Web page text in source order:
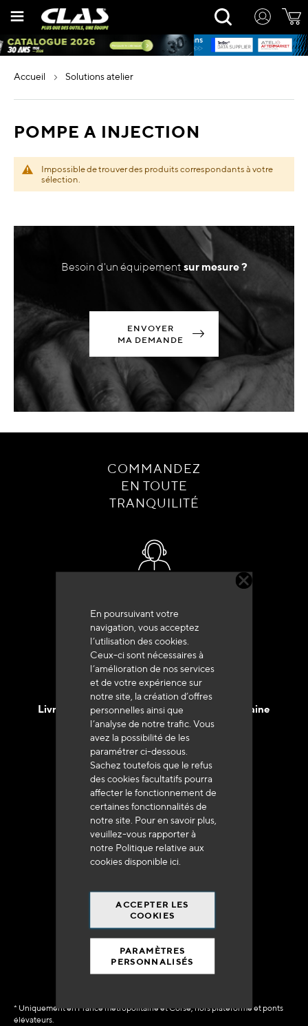
En poursuivant votre
navigation, vous acceptez
l’utilisation des cookies.
Ceux-ci sont nécessaires à
l’amélioration de nos services
et de votre expérience sur
notre site, la création d’offres
personnelles ainsi que
l’analyse de notre trafic. Vous
avez la possibilité de les
paramétrer ci-dessous.
Sachez toutefois que le refus
des cookies facultatifs pourra
affecter le fonctionnement de
certaines fonctionnalités de
notre site. Pour en savoir plus,
veuillez-vous rapporter à
notre Politique relative aux
cookies disponible ici
ACCEPTER LES
COOKIES
PARAMÈTRES
PERSONNALISÉS
Rechercher
accueil solutions atelier
POMPE A INJECTION
Impossible de trouver des produits correspondants à votre
sélection.
Besoin d'un équipement sur mesure ?
ENVOYER
MA DEMANDE
COMMANDEZ
EN TOUTE
TRANQUILITÉ
+33 (0)4 79 72 62 22 Taper 1
Livraison en 48h à 72h en France Métropolitaine
Franco de port
à 250 euros*
90% du catalogue
en disponibilité
immédiate
* Uniquement en France métropolitaine et Corse, hors plateforme et ponts
élévateurs.